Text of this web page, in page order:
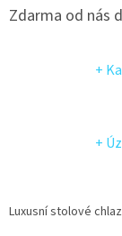
Zdarma od nás
+
+
Luxusní stolové